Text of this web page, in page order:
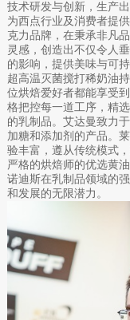
技术研发与创新，生产
为西点行业及消费者提
克力品牌，在秉承非凡
灵感，创造出不仅令人
的影响，提供美味与可
超高温灭菌搅打稀奶油
位烘焙爱好者都能享受
格把控每一道工序，精
的乳制品。艾达曼致力
加糖和添加剂的产品。
验丰富，遵从传统模式
严格的烘焙师的优选黄
诺迪斯在乳制品领域的
和发展的无限潜力。